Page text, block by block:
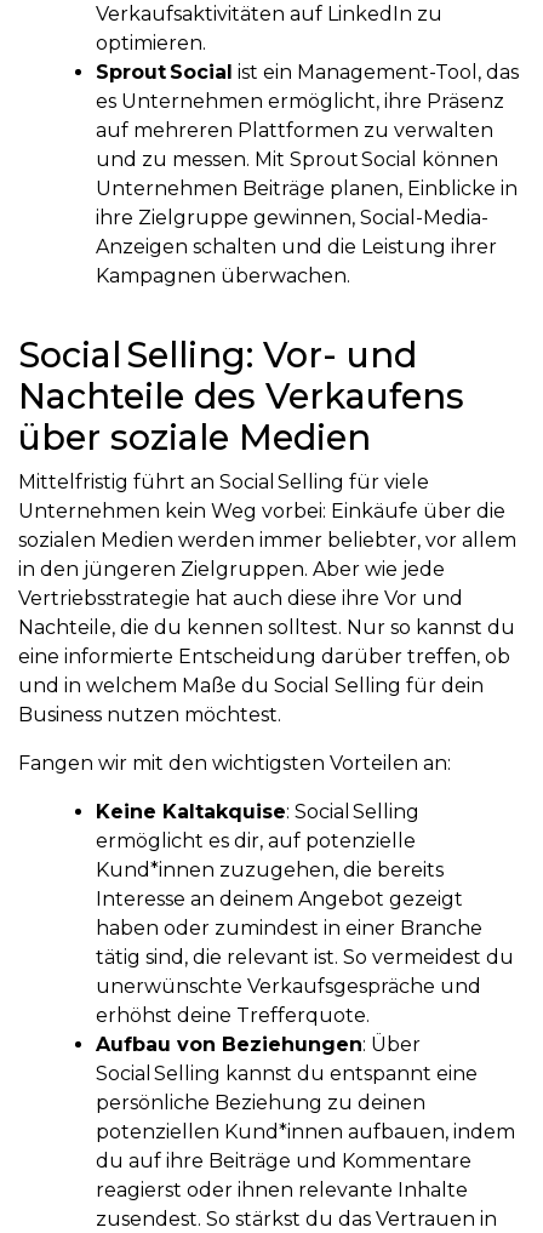
Verkaufsaktivitäten auf LinkedIn zu
optimieren.
Sprout Social ist ein Management-Tool, das
es Unternehmen ermöglicht, ihre Präsenz
auf mehreren Plattformen zu verwalten
und zu messen. Mit Sprout Social können
Unternehmen Beiträge planen, Einblicke in
ihre Zielgruppe gewinnen, Social-Media-
Anzeigen schalten und die Leistung ihrer
Kampagnen überwachen.
Social Selling: Vor- und
Nachteile des Verkaufens
über soziale Medien
Mittelfristig führt an Social Selling für viele
Unternehmen kein Weg vorbei: Einkäufe über die
sozialen Medien werden immer beliebter, vor allem
in den jüngeren Zielgruppen. Aber wie jede
Vertriebsstrategie hat auch diese ihre Vor und
Nachteile, die du kennen solltest. Nur so kannst du
eine informierte Entscheidung darüber treffen, ob
und in welchem Maße du Social Selling für dein
Business nutzen möchtest.
Fangen wir mit den wichtigsten Vorteilen an:
Keine Kaltakquise: Social Selling
ermöglicht es dir, auf potenzielle
Kund*innen zuzugehen, die bereits
Interesse an deinem Angebot gezeigt
haben oder zumindest in einer Branche
tätig sind, die relevant ist. So vermeidest du
unerwünschte Verkaufsgespräche und
erhöhst deine Trefferquote.
Aufbau von Beziehungen: Über
Social Selling kannst du entspannt eine
persönliche Beziehung zu deinen
potenziellen Kund*innen aufbauen, indem
du auf ihre Beiträge und Kommentare
reagierst oder ihnen relevante Inhalte
zusendest. So stärkst du das Vertrauen in